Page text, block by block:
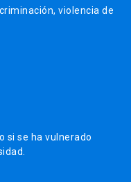
violencia de
si se ha vulnerado